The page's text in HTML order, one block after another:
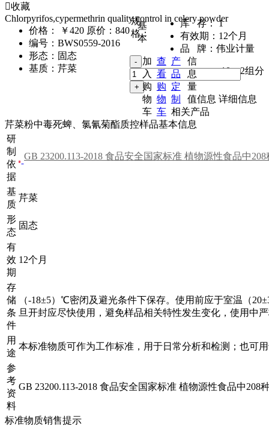
收藏
Chlorpyrifos,cypermethrin quality control in celery powder
价格：
￥420 原价：840
编号： BWS0559-2016
形态： 固态
基质： 芹菜
库 存： 1
有效期： 12个月
品 牌： 伟业计量
规
格：
10g,2组分
加
入
购
物
车
查
看
购
物
车
产
品
定
制
基
本
信
息
量
值信息 详细信息
相关产品
芹菜粉中毒死蜱、氯氰菊酯质控样品基本信息
研
制
依
据
基
质
芹菜
形
态
固态
有
效
期
12个月
存
储
条
件
（-18±5）℃密闭及避光条件下保存。使用前应于室温（
旦开封应尽快使用，避免样品相关特性发生变化，使用中
用
途
本标准物质可作为工作标准，用于日常分析和检测；也可
参
考
资
料
GB 23200.113-2018 食品安全国家标准 植物源性食品中
标准物质销售提示